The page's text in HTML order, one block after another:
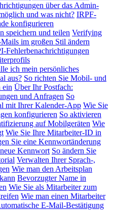
über das Admin-
und was nicht? IRPF-
konfigurieren
speichern und teilen Verifying
im großen Stil ändern
Fehlerbenachrichtigungen
ich mein persönliches
aus? So richten Sie Mobil- und
ein Über Ihr Postfach:
und Anfragen So
mit Ihrer Kalender-App Wie Sie
konfigurieren So aktivieren
auf Mobilgeräten Wie
Wie Sie Ihre Mitarbeiter-ID in
Sie eine Kennwortänderung
Kennwort So ändern Sie
Verwalten Ihrer Sprach-,
Wie man den Arbeitsplan
Bevorzugter Name in
Wie Sie als Mitarbeiter zum
Wie man einen Mitarbeiter
E-Mail-Bestätigung